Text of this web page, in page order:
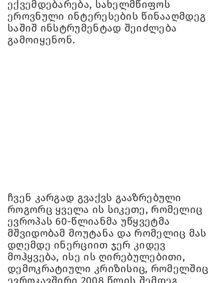
ექვემდებარება, სახელმწიფოს
ეროვნული ინტერესების წინააღმდეგ
საშიშ ინსტრუმენტად შეიძლება
გამოიყენონ.
ჩვენ კარგად გვაქვს გააზრებული
როგორც ყველა ის სიკეთე, რომელიც
ევროპას 60-წლიანმა უწყვეტმა
მშვიდობამ მოუტანა და რომელიც მას
დღემდე ინერციით ჯერ კიდევ
მოჰყვება, ისე ის ღირებულებითი,
დემოკრატიული კრიზისიც, რომელშიც